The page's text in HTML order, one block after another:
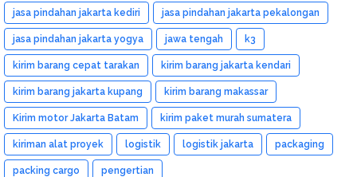
jasa pindahan jakarta kediri jasa pindahan jakarta pekalongan
jasa pindahan jakarta yogya jawa tengah k3
kirim barang cepat tarakan kirim barang jakarta kendari
kirim barang jakarta kupang kirim barang makassar
Kirim motor Jakarta Batam kirim paket murah sumatera
kiriman alat proyek logistik logistik jakarta packaging
packing cargo pengertian